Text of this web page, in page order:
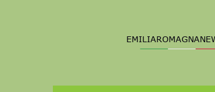
Romagna